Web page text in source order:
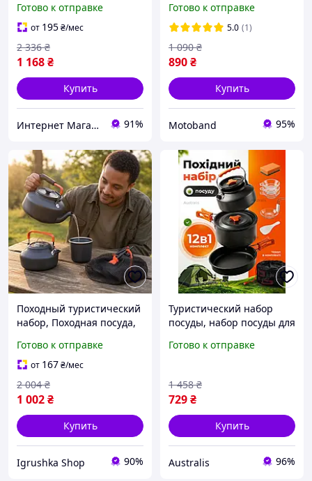
Туристическая посуда из
алюминия, Походный
набор, MTS
Готово к отправке
от 195₴/мес
1 168₴
2 336 ₴
Купить
Интернет Магазин "StepShop" 91%
приборами в чехле для
приготовления пищи на
природе
Готово к отправке
5.0 (1)
890₴
1 090 ₴
Купить
Motoband 95%
Походный туристический
набор, Походная посуда,
на природе, Набор
посуды туристической,
RYH
Готово к отправке
от 167₴/мес
1 002₴
2 004 ₴
Купить
Igrushka Shop 90%
Туристический набор
посуды, набор посуды для
кастрюля+чайник+сковор
похода на 1-3 человека
Готово к отправке
729₴
1 458 ₴
Купить
Australis 96%